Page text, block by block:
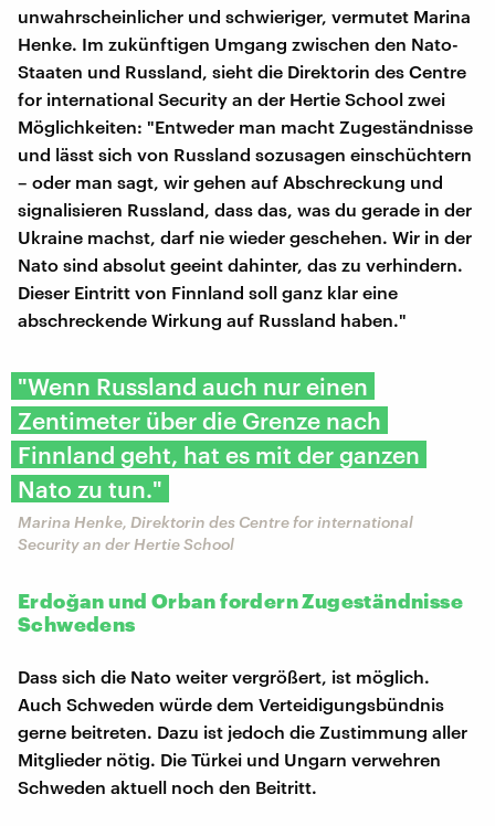
unwahrscheinlicher und schwieriger, vermutet Marina
Henke. Im zukünftigen Umgang zwischen den Nato-
Staaten und Russland, sieht die Direktorin des Centre
for international Security an der Hertie School zwei
Möglichkeiten: "Entweder man macht Zugeständnisse
und lässt sich von Russland sozusagen einschüchtern
– oder man sagt, wir gehen auf Abschreckung und
signalisieren Russland, dass das, was du gerade in der
Ukraine machst, darf nie wieder geschehen. Wir in der
Nato sind absolut geeint dahinter, das zu verhindern.
Dieser Eintritt von Finnland soll ganz klar eine
abschreckende Wirkung auf Russland haben."
"Wenn Russland auch nur einen
Zentimeter über die Grenze nach
Finnland geht, hat es mit der ganzen
Nato zu tun."
Marina Henke, Direktorin des Centre for international
Security an der Hertie School
Erdoğan und Orban fordern Zugeständnisse
Schwedens
Dass sich die Nato weiter vergrößert, ist möglich.
Auch Schweden würde dem Verteidigungsbündnis
gerne beitreten. Dazu ist jedoch die Zustimmung aller
Mitglieder nötig. Die Türkei und Ungarn verwehren
Schweden aktuell noch den Beitritt.